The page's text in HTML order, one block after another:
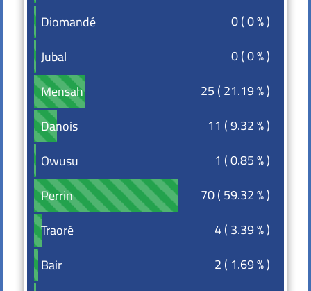
Diomandé
Diomandé
0 ( 0 % )
Jubal
Jubal
0 ( 0 % )
Mensah
Mensah
25 ( 21.19 % )
Danois
Danois
11 ( 9.32 % )
Owusu
Owusu
1 ( 0.85 % )
Perrin
Perrin
70 ( 59.32 % )
Traoré
Traoré
4 ( 3.39 % )
Bair
Bair
2 ( 1.69 % )